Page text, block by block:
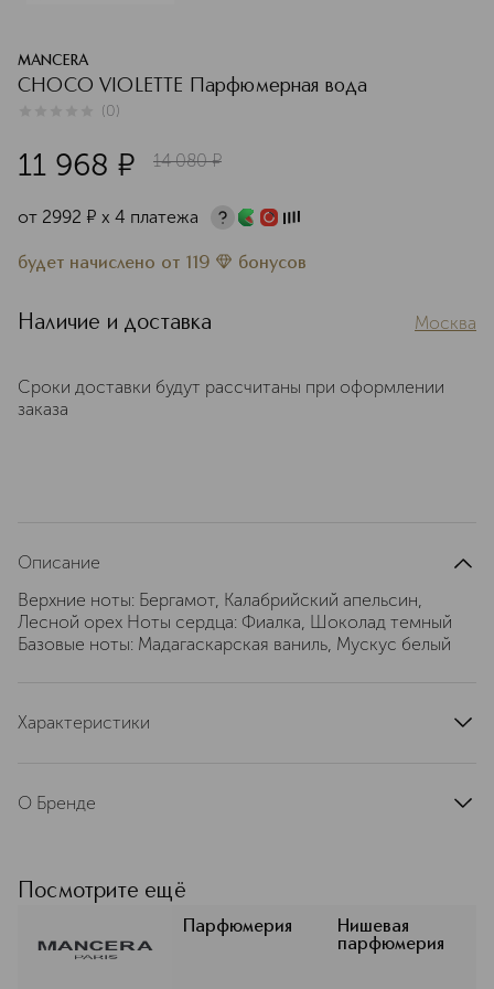
MANCERA
CHOCO VIOLETTE Парфюмерная вода
(0)
11 968 ¤ 14 080 ¤
от 2992 ¤ х 4 платежа
будет начислено от 119 бонусов
Наличие и доставка Москва
Сроки доставки будут рассчитаны при оформлении
заказа
Описание
Верхние ноты: Бергамот, Калабрийский апельсин,
Лесной орех Ноты сердца: Фиалка, Шоколад темный
Базовые ноты: Мадагаскарская ваниль, Мускус белый
Характеристики
артикул
О Бренде
парфюмера Пьера Монталя, его
друзей и дочери Амели. Первый
бутик был открыт в Париже в 2007
году, а официально бренд был
Посмотрите ещё
Парфюмерия
Нишевая
парфюмерия